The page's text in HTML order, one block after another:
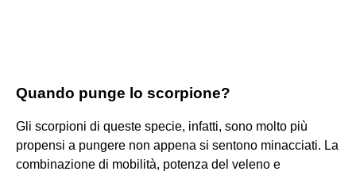
Quando punge lo scorpione?
Gli scorpioni di queste specie, infatti, sono molto più
propensi a pungere non appena si sentono minacciati. La
combinazione di mobilità, potenza del veleno e